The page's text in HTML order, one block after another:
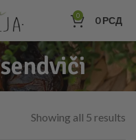
0 0РСД
Showing all 5 results